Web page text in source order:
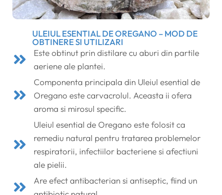
ULEIUL ESENTIAL DE OREGANO – MOD DE
OBTINERE SI UTILIZARI
Este obtinut prin distilare cu aburi din partile
aeriene ale plantei.
Componenta principala din Uleiul esential de
Oregano este carvacrolul. Aceasta ii ofera
aroma si mirosul specific.
Uleiul esential de Oregano este folosit ca
remediu natural pentru tratarea problemelor
respiratorii, infectiilor bacteriene si afectiuni
ale pielii.
Are efect antibacterian si antiseptic, fiind un